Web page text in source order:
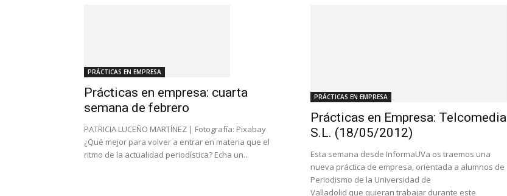
PRÁCTICAS EN EMPRESA
Prácticas en empresa: cuarta
semana de febrero
PATRICIA LUCEÑO MARTÍNEZ | Fotografía: Pixabay
¿Qué mejor para volver a entrar en materia que el
ritmo de la actualidad periodística? Echa un...
PRÁCTICAS EN EMPRESA
Prácticas en Empresa: Telcomedia
S.L. (18/05/2012)
Esta semana desde InformaUVa os traemos una
nueva práctica de empresa, orientada a alumnos de
Periodismo de la Universidad de
Valladolid que quieran trabajar durante este